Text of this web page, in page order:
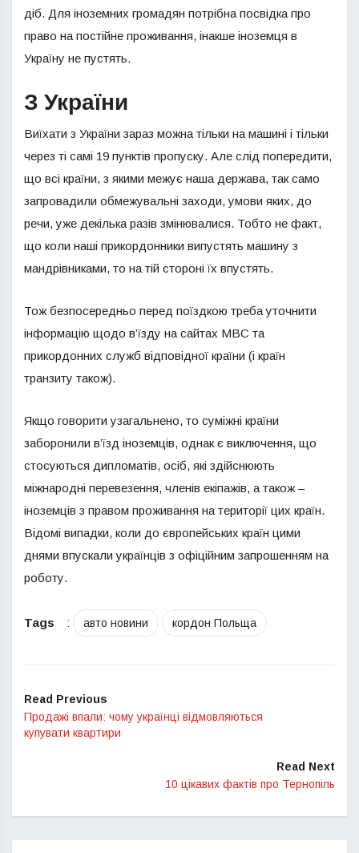
діб. Для іноземних громадян потрібна посвідка про
право на постійне проживання, інакше іноземця в
Україну не пустять.
З України
Виїхати з України зараз можна тільки на машині і тільки
через ті самі 19 пунктів пропуску. Але слід попередити,
що всі країни, з якими межує наша держава, так само
запровадили обмежувальні заходи, умови яких, до
речи, уже декілька разів змінювалися. Тобто не факт,
що коли наші прикордонники випустять машину з
мандрівниками, то на тій стороні їх впустять.
Тож безпосередньо перед поїздкою треба уточнити
інформацію щодо в’їзду на сайтах МВС та
прикордонних служб відповідної країни (і країн
транзиту також).
Якщо говорити узагальнено, то суміжні країни
заборонили в’їзд іноземців, однак є виключення, що
стосуються дипломатів, осіб, які здійснюють
міжнародні перевезення, членів екіпажів, а також –
іноземців з правом проживання на території цих країн.
Відомі випадки, коли до європейських країн цими
днями впускали українців з офіційним запрошенням на
роботу.
Tags : авто новини кордон Польща
Read Previous
Продажі впали: чому українці відмовляються
купувати квартири
Read Next
10 цікавих фактів про Тернопіль